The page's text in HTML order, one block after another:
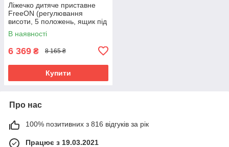
Ліжечко дитяче приставне
FreeON (регулювання
висоти, 5 положень, ящик під
ліжечком, з сумкою) BLISS
49584
В наявності
6 369 ₴ 8 165 ₴
Купити
Про нас
100% позитивних з 816 відгуків за рік
Працює з 19.03.2021